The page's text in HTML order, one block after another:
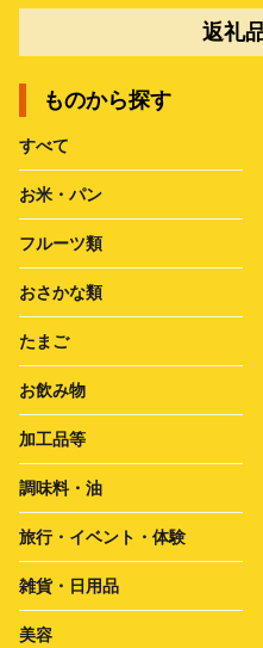
返礼
ものから探す
すべて
お米・パン
フルーツ類
おさかな類
たまご
お飲み物
加工品等
調味料・油
旅行・イベント・体験
雑貨・日用品
美容